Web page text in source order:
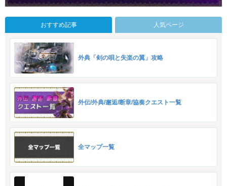
おすすめ記事 人気ページ
外典「剣の唄と失楽の翼」攻略
外伝/外典/邂逅/断章/協奏クエスト一覧
全マップ一覧